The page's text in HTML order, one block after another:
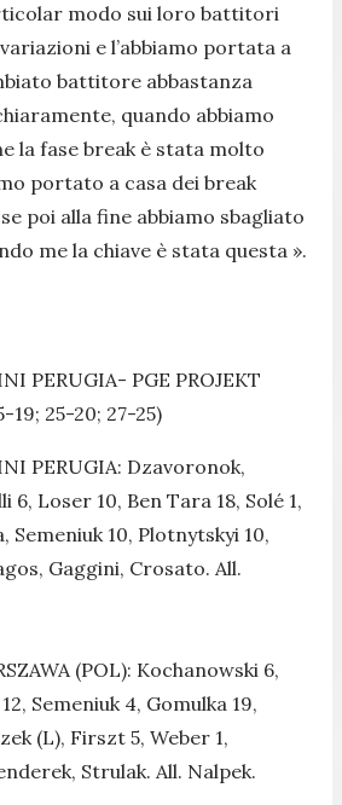
modo sui loro battitori
e l’abbiamo portata a
battitore abbastanza
quando abbiamo
la fase break è stata molto
portato a casa dei break
poi alla fine abbiamo sbagliato
me la chiave è stata questa ».
PERUGIA- PGE PROJEKT
19; 25-20; 27-25)
PERUGIA: Dzavoronok,
6, Loser 10, Ben Tara 18, Solé 1,
Semeniuk 10, Plotnytskyi 10,
Gaggini, Crosato. All.
(POL): Kochanowski 6,
Semeniuk 4, Gomulka 19,
(L), Firszt 5, Weber 1,
Strulak. All. Nalpek.